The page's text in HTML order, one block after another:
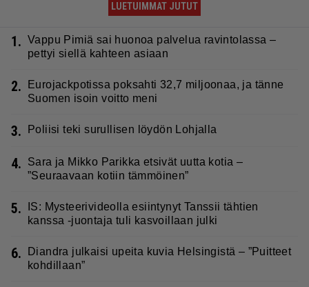
LUETUIMMAT JUTUT
1. Vappu Pimiä sai huonoa palvelua ravintolassa –
pettyi siellä kahteen asiaan
2.
Eurojackpotissa poksahti 32,7 miljoonaa, ja tänne
Suomen isoin voitto meni
3. Poliisi teki surullisen löydön Lohjalla
4.
Sara ja Mikko Parikka etsivät uutta kotia –
”Seuraavaan kotiin tämmöinen”
5.
IS: Mysteerivideolla esiintynyt Tanssii tähtien
kanssa -juontaja tuli kasvoillaan julki
6.
Diandra julkaisi upeita kuvia Helsingistä – ”Puitteet
kohdillaan”